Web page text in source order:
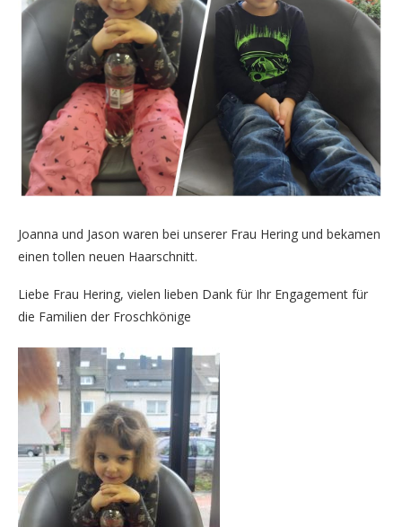
Joanna und Jason waren bei unserer Frau Hering und bekamen
einen tollen neuen Haarschnitt.
Liebe Frau Hering, vielen lieben Dank für Ihr Engagement für
die Familien der Froschkönige